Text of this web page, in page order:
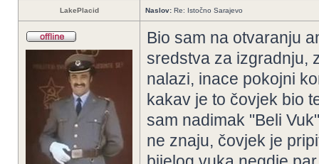
LakePlacid Naslov: Re: Istočno Sarajevo
Bio sam na otvaranju
sredstva za izgradnju,
nalazi, inace pokojni
kakav je to čovjek bio
sam nadimak "Beli
ne znaju, čovjek je